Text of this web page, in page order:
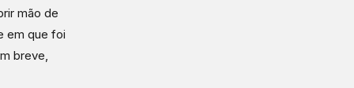
mão de
em que foi
breve,